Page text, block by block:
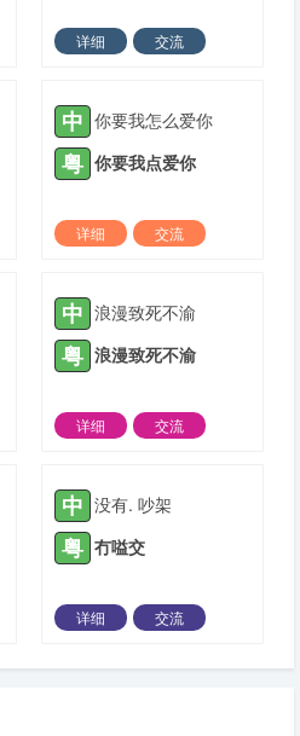
详细
交流
中 你要我怎么爱你
粤 你要我点爱你
详细
交流
中 浪漫致死不渝
粤 浪漫致死不渝
详细
交流
中 没有. 吵架
粤 冇嗌交
详细
交流